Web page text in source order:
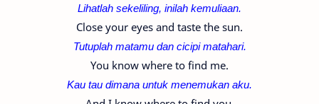
Lihatlah sekeliling, inilah kemuliaan.
Close your eyes and taste the sun.
Tutuplah matamu dan cicipi matahari.
You know where to find me.
Kau tau dimana untuk menemukan aku.